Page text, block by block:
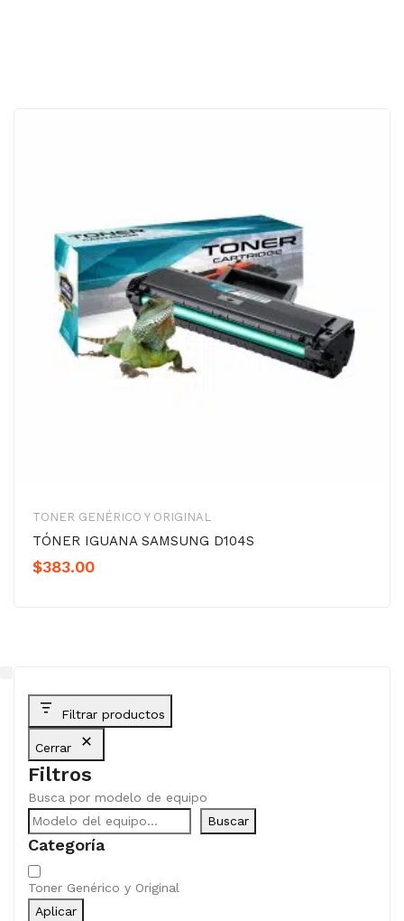
TONER GENÉRICO Y ORIGINAL
TÓNER IGUANA SAMSUNG D104S
$383.00
Filtrar productos
Cerrar
Filtros
Busca por modelo de equipo
Buscar
Categoría
Categoría
Toner Genérico y Original
Aplicar